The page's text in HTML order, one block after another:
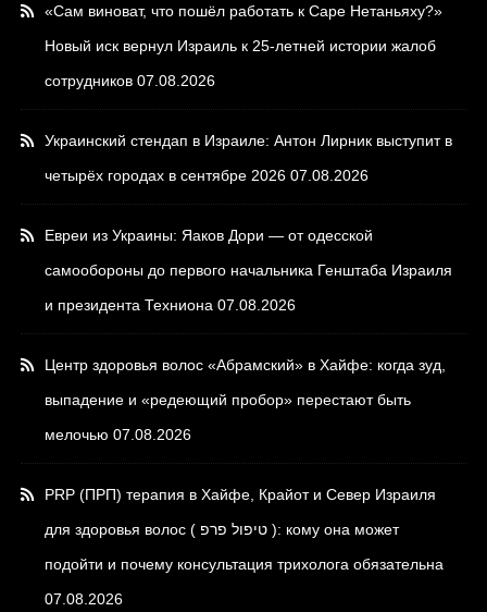
«Сам виноват, что пошёл работать к Саре Нетаньяху?»
Новый иск вернул Израиль к 25-летней истории жалоб
сотрудников 07.08.2026
Украинский стендап в Израиле: Антон Лирник выступит в
четырёх городах в сентябре 2026 07.08.2026
Евреи из Украины: Яаков Дори — от одесской
самообороны до первого начальника Генштаба Израиля
и президента Техниона 07.08.2026
Центр здоровья волос «Абрaмский» в Хайфе: когда зуд,
выпадение и «редеющий пробор» перестают быть
мелочью 07.08.2026
PRP (ПРП) терапия в Хайфе, Крайот и Север Израиля
для здоровья волос ( טיפול פרפ ): кому она может
подойти и почему консультация трихолога обязательна
07.08.2026